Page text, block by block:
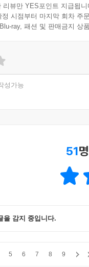
뷰만 YES포인트 지급됩니
시점부터 마지막 회차 주
ray, 패션 및 판매금지 상
성가능
51
을 감지 중입니다.
5 6 7 8 9